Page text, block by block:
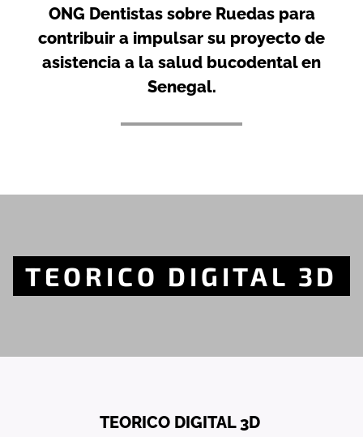
ONG Dentistas sobre Ruedas para
contribuir a impulsar su proyecto de
asistencia a la salud bucodental en
Senegal.
TEORICO DIGITAL 3D
TEORICO DIGITAL 3D